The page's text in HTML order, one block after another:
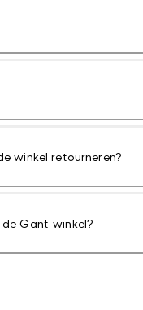
winkel retourneren?
Gant-winkel?